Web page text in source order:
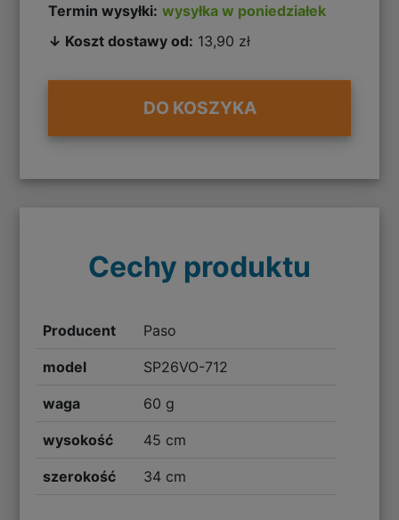
Termin wysyłki: wysyłka w poniedziałek
↓ Koszt dostawy od: 13,90 zł
DO KOSZYKA
Cechy produktu
Producent Paso
model SP26VO-712
waga 60 g
wysokość 45 cm
szerokość 34 cm